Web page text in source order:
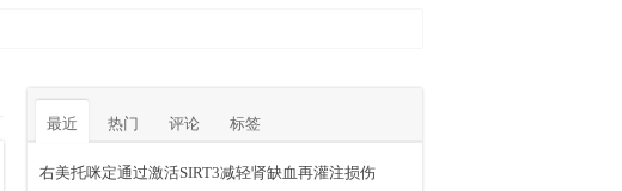
最近 热门 评论 标签
右美托咪定通过激活SIRT3减轻肾缺血再灌注损伤